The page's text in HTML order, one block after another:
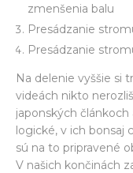
zmenšenia balu
Presádzanie
Presádzanie
Na delenie vyššie si
videách nikto
japonských článkoch
logické, v ich bonsaj
sú na to pripravené
V našich končinách